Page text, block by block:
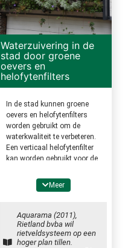
Waterzuivering in de
stad door groene
oevers en
helofytenfilters
In de stad kunnen groene
oevers en helofytenfilters
worden gebruikt om de
waterkwaliteit te verbeteren.
Een verticaal helofytenfilter
kan worden gebruikt voor de
huishoudelijk afvalwater van
stikstof, fosfaat en zware
worden op 2,5 tot 5 vierkante
meter helofytenfilter per IE
(Inwoner-Equivalent). In
diverse wijken zijn hier
Meer
Aquarama (2011),
Rietland bvba wil
rietveldsysteem op een
hoger plan tillen.